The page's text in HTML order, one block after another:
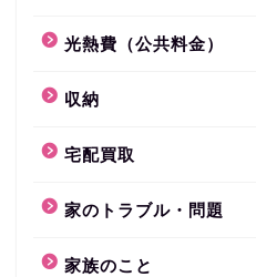
光熱費（公共料金）
収納
宅配買取
家のトラブル・問題
家族のこと